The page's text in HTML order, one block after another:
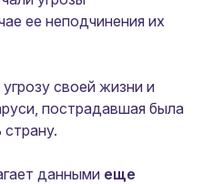
ее неподчинения их
своей жизни и
пострадавшая была
данными еще